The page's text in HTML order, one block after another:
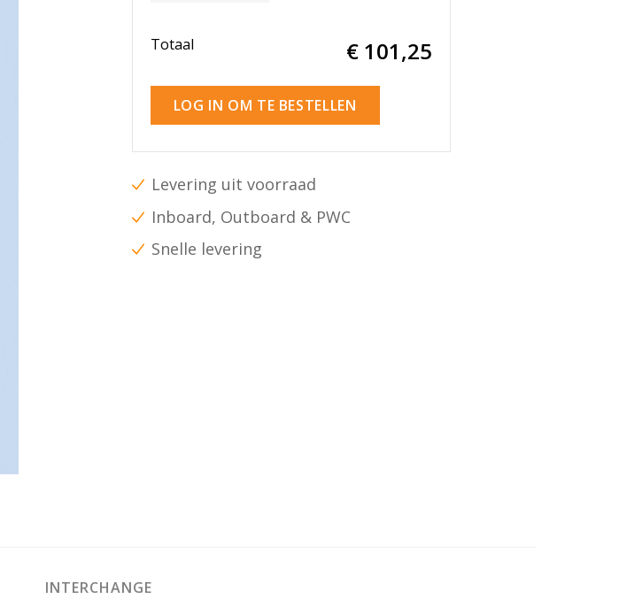
Totaal € 101,25
LOG IN OM TE BESTELLEN
Levering uit voorraad
Inboard, Outboard & PWC
Snelle levering
INTERCHANGE